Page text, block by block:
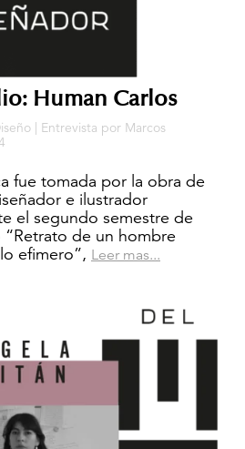
Home
Reseña
Entrevista
del mes
Diseño
Reseña
Artículo
Human Carlos
| Entrevista por Marcos
fue tomada por la obra de
e ilustrador
el segundo semestre de
de un hombre
efimero”, Leer mas...